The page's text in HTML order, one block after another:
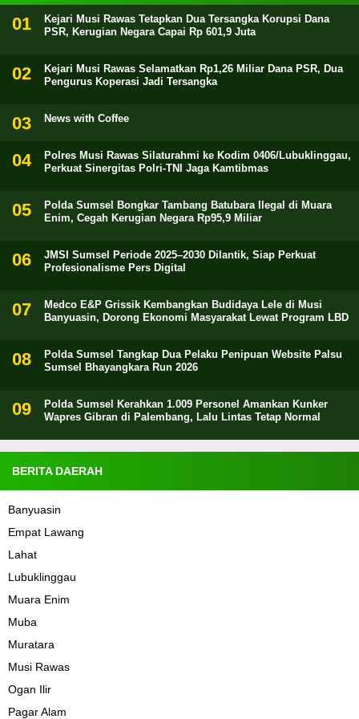
Kejari Musi Rawas Tetapkan Dua Tersangka Korupsi Dana
PSR, Kerugian Negara Capai Rp 601,9 Juta
Kejari Musi Rawas Selamatkan Rp1,26 Miliar Dana PSR, Dua
Pengurus Koperasi Jadi Tersangka
News with Coffee
Polres Musi Rawas Silaturahmi ke Kodim 0406/Lubuklinggau,
Perkuat Sinergitas Polri-TNI Jaga Kamtibmas
Polda Sumsel Bongkar Tambang Batubara Ilegal di Muara
Enim, Cegah Kerugian Negara Rp95,9 Miliar
JMSI Sumsel Periode 2025–2030 Dilantik, Siap Perkuat
Profesionalisme Pers Digital
Medco E&P Grissik Kembangkan Budidaya Lele di Musi
Banyuasin, Dorong Ekonomi Masyarakat Lewat Program LBD
Polda Sumsel Tangkap Dua Pelaku Penipuan Website Palsu
Sumsel Bhayangkara Run 2026
Polda Sumsel Kerahkan 1.009 Personel Amankan Kunker
Wapres Gibran di Palembang, Lalu Lintas Tetap Normal
BERITA DAERAH
Banyuasin
Empat Lawang
Lahat
Lubuklinggau
Muara Enim
Muba
Muratara
Musi Rawas
Ogan Ilir
Pagar Alam